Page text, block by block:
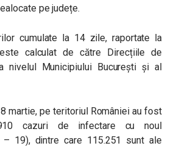
pe județe.
cumulate la 14 zile, raportate la
calculat de către Direcțiile de
nivelul Municipiului București și al
martie, pe teritoriul României au fost
cazuri de infectare cu noul
– 19), dintre care 115.251 sunt ale